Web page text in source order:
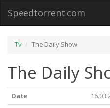
Speedtorrent.com
Tv The Daily Show
The Daily
Date